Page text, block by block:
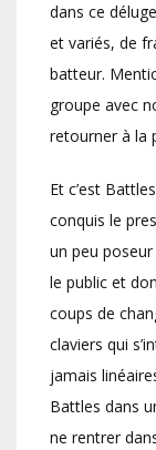
dans ce
et variés, de
batteur.
groupe avec
retourner à la
Et c’est
conquis le
un peu
le public et
coups de
claviers qui
jamais
Battles dans
ne rentrer